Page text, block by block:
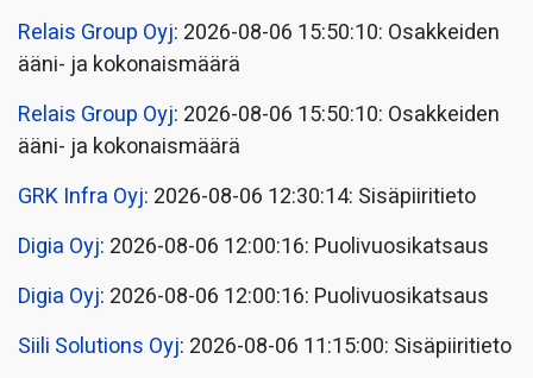
Relais Group Oyj: 2026-08-06 15:50:10: Osakkeiden
ääni- ja kokonaismäärä
Relais Group Oyj: 2026-08-06 15:50:10: Osakkeiden
ääni- ja kokonaismäärä
GRK Infra Oyj: 2026-08-06 12:30:14: Sisäpiiritieto
Digia Oyj: 2026-08-06 12:00:16: Puolivuosikatsaus
Digia Oyj: 2026-08-06 12:00:16: Puolivuosikatsaus
Siili Solutions Oyj: 2026-08-06 11:15:00: Sisäpiiritieto